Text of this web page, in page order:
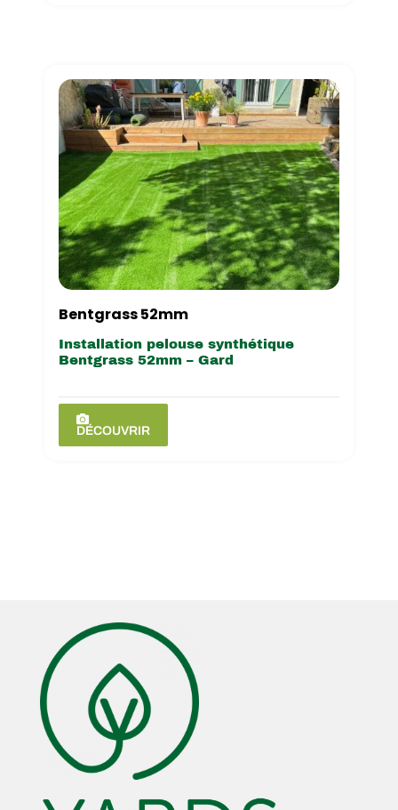
Bentgrass 52mm
Installation pelouse synthétique
Bentgrass 52mm – Gard
DÉCOUVRIR